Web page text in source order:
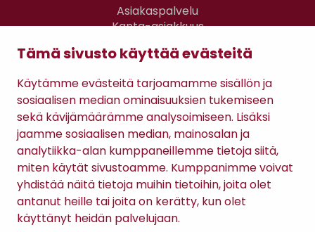
Tämä sivusto käyttää evästeitä
Käytämme evästeitä tarjoamamme sisällön ja
sosiaalisen median ominaisuuksien tukemiseen
sekä kävijämäärämme analysoimiseen. Lisäksi
jaamme sosiaalisen median, mainosalan ja
analytiikka-alan kumppaneillemme tietoja siitä,
miten käytät sivustoamme. Kumppanimme voivat
yhdistää näitä tietoja muihin tietoihin, joita olet
antanut heille tai joita on kerätty, kun olet
käyttänyt heidän palvelujaan.
Asiakaspalvelu
Kanta-asiakkuus
Gomee Ratsula Café
Sopimusehdot
Tietosuojaseloste
Maksutavat